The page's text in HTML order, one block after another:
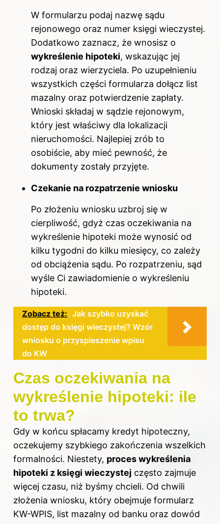
W formularzu podaj nazwę sądu
rejonowego oraz numer księgi wieczystej.
Dodatkowo zaznacz, że wnosisz o
wykreślenie hipoteki, wskazując jej
rodzaj oraz wierzyciela. Po uzupełnieniu
wszystkich części formularza dołącz list
mazalny oraz potwierdzenie zapłaty.
Wnioski składaj w sądzie rejonowym,
który jest właściwy dla lokalizacji
nieruchomości. Najlepiej zrób to
osobiście, aby mieć pewność, że
dokumenty zostały przyjęte.
Czekanie na rozpatrzenie wniosku
Po złożeniu wniosku uzbroj się w
cierpliwość, gdyż czas oczekiwania na
wykreślenie hipoteki może wynosić od
kilku tygodni do kilku miesięcy, co zależy
od obciążenia sądu. Po rozpatrzeniu, sąd
wyśle Ci zawiadomienie o wykreśleniu
hipoteki.
Zobacz też: Jak szybko uzyskać
dostęp do księgi wieczystej? Wzór
wniosku o przyspieszenie wpisu
do KW
Czas oczekiwania na
wykreślenie hipoteki: ile
to trwa?
Gdy w końcu spłacamy kredyt hipoteczny,
oczekujemy szybkiego zakończenia wszelkich
formalności. Niestety, proces wykreślenia
hipoteki z księgi wieczystej często zajmuje
więcej czasu, niż byśmy chcieli. Od chwili
złożenia wniosku, który obejmuje formularz
KW-WPIS, list mazalny od banku oraz dowód